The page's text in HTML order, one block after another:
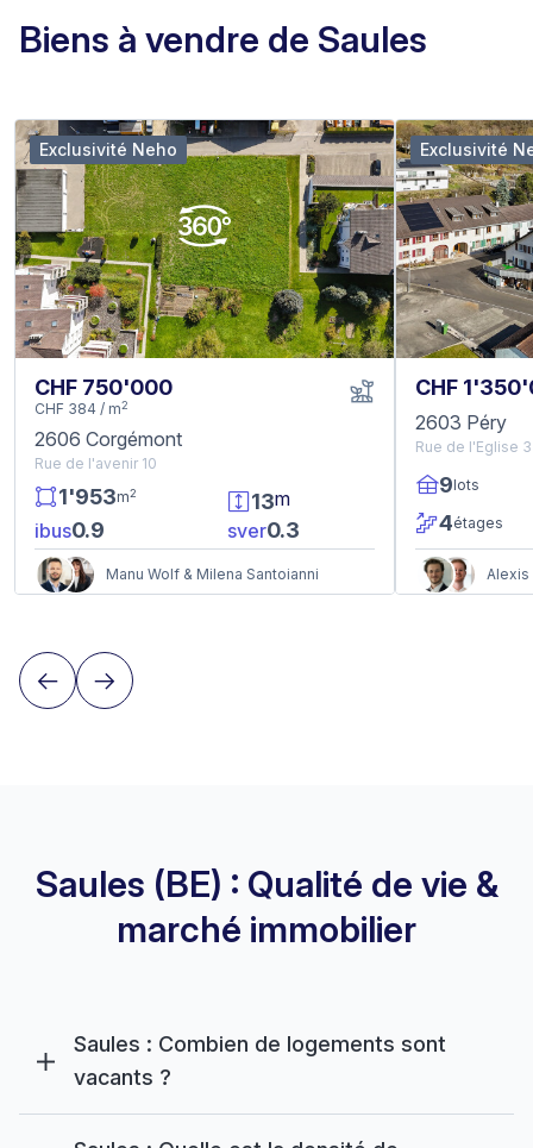
Biens à vendre de Saules
CHF 750'000
CHF 384 / m2
2606 Corgémont
Rue de l'avenir 10
1'953m2 13m
ibus0.9 sver0.3
Manu Wolf & Milena Santoianni
Exclusivité Neho
CHF
2603 Péry
Rue de l'Eglise 3
9lots
4étages
Alexis
Exclusivité
Saules (BE) : Qualité de vie &
marché immobilier
Saules : Combien de logements sont
vacants ?